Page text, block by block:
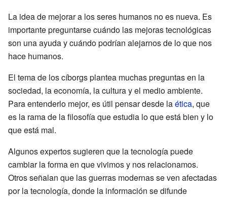
La idea de mejorar a los seres humanos no es nueva. Es
importante preguntarse cuándo las mejoras tecnológicas
son una ayuda y cuándo podrían alejarnos de lo que nos
hace humanos.
El tema de los cíborgs plantea muchas preguntas en la
sociedad, la economía, la cultura y el medio ambiente.
Para entenderlo mejor, es útil pensar desde laética, que
es la rama de la filosofía que estudia lo que está bien y lo
que está mal.
Algunos expertos sugieren que la tecnología puede
cambiar la forma en que vivimos y nos relacionamos.
Otros señalan que las guerras modernas se ven afectadas
por la tecnología, donde la información se difunde